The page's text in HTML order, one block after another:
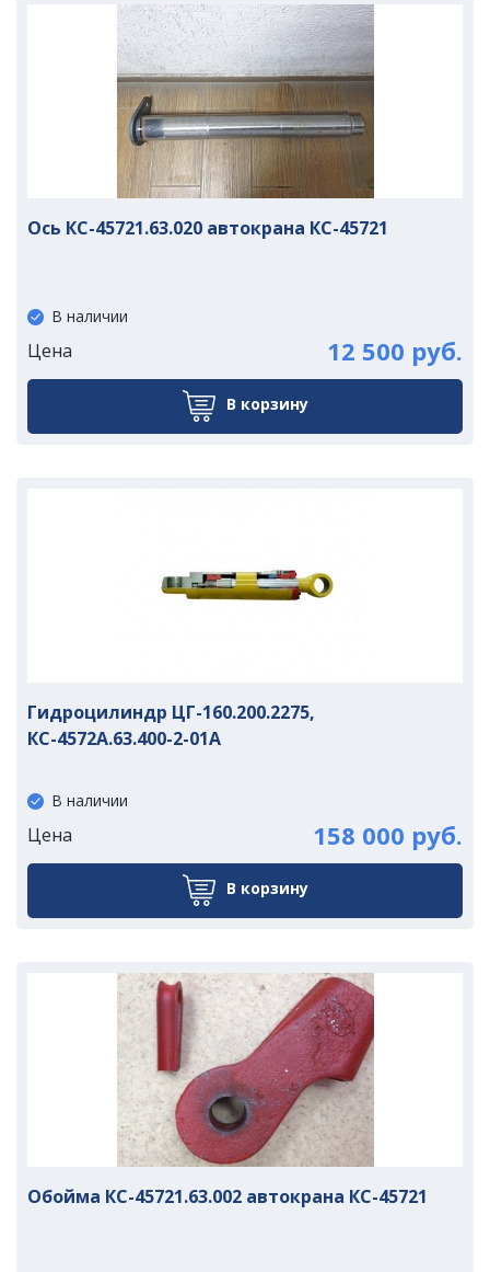
Ось КС-45721.63.020 автокрана КС-45721
В наличии
Цена 12 500 руб.
В корзину
Гидроцилиндр ЦГ-160.200.2275,
КС-4572А.63.400-2-01А
В наличии
Цена 158 000 руб.
В корзину
Обойма КС-45721.63.002 автокрана КС-45721